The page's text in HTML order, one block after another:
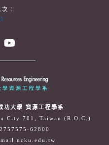
：
功大學 資源工程學系
City 701, Taiwan (R.O.C.)
62800